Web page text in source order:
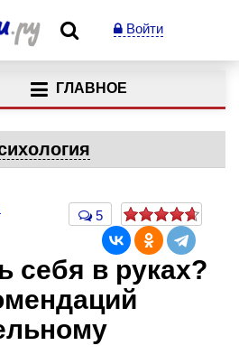
Войти
ГЛАВНОЕ
5
себя в руках?